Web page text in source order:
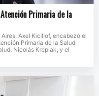
Primaria de la
Axel Kicillof, encabezó el
Primaria de la Salud
Nicolás Kreplak, y el